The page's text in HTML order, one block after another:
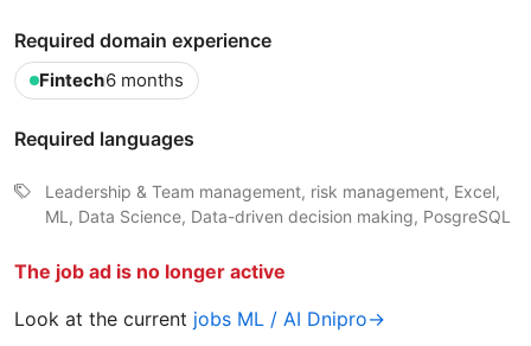
Required domain experience
Fintech6 months
Required languages
Leadership & Team management, risk management, Excel,
ML, Data Science, Data-driven decision making, PosgreSQL
The job ad is no longer active
Look at the current jobs ML / AI Dnipro→